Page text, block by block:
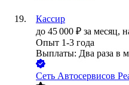
Кассир
до 45 000 ₽ за месяц,
Опыт 1-3 года
Выплаты: Два раза в
Сеть Автосервисов